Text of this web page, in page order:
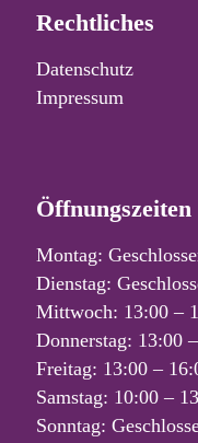
Rechtliches
Datenschutz
Impressum
Öffnungszeiten
Montag:
Dienstag:
Mittwoch: 13:00 –
Donnerstag: 13:00
Freitag: 13:00 –
Samstag: 10:00 –
Sonntag: